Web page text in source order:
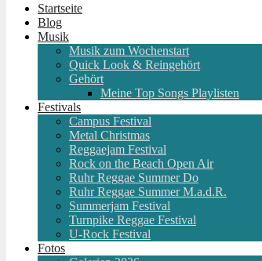
Startseite
Blog
Musik
Musik zum Wochenstart
Quick Look & Reingehört
Gehört
Meine Top Songs Playlisten
Festivals
Campus Festival
Metal Christmas
Reggaejam Festival
Rock on the Beach Open Air
Ruhr Reggae Summer Do
Ruhr Reggae Summer M.a.d.R.
Summerjam Festival
Turnpike Reggae Festival
U-Rock Festival
Fotos